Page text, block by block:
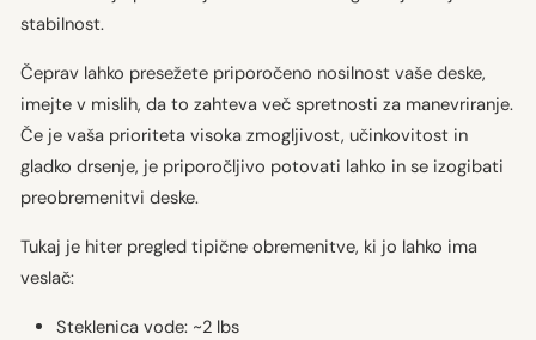
stabilnost.
Čeprav lahko presežete priporočeno nosilnost vaše deske,
imejte v mislih, da to zahteva več spretnosti za manevriranje.
Če je vaša prioriteta visoka zmogljivost, učinkovitost in
gladko drsenje, je priporočljivo potovati lahko in se izogibati
preobremenitvi deske.
Tukaj je hiter pregled tipične obremenitve, ki jo lahko ima
veslač:
Steklenica vode: ~2 lbs